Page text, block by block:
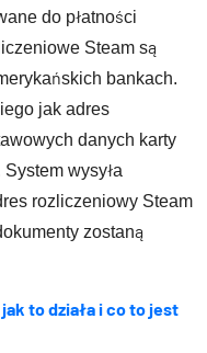
do płatności
Steam są
bankach.
jak adres
danych karty
wysyła
rozliczeniowy Steam
zostaną
to działa i co to jest